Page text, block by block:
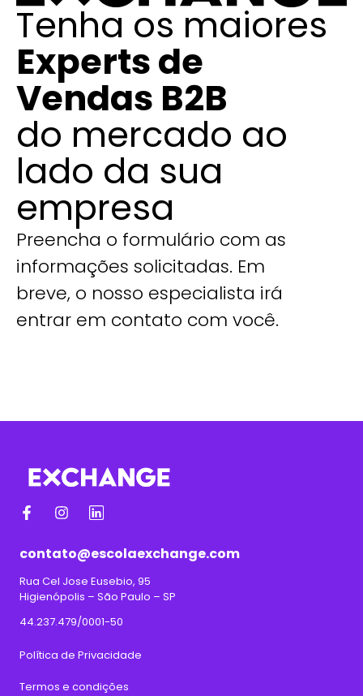
Tenha os maiores
Experts de
Vendas B2B
do mercado ao
lado da sua
empresa
Preencha o formulário com as
informações solicitadas. Em
breve, o nosso especialista irá
entrar em contato com você.
contato@escolaexchange.com
Rua Cel Jose Eusebio, 95
Higienópolis – São Paulo – SP
44.237.479/0001-50
Política de Privacidade
Termos e condições